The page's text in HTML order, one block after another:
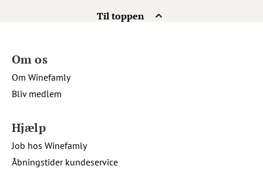
Til toppen
Om os
Om Winefamly
Bliv medlem
Hjælp
Job hos Winefamly
Åbningstider kundeservice